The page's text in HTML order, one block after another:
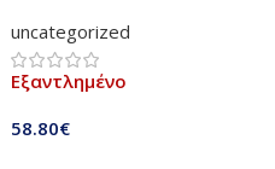
(6020560)
uncategorized
Εξαντλημένο
58.80€